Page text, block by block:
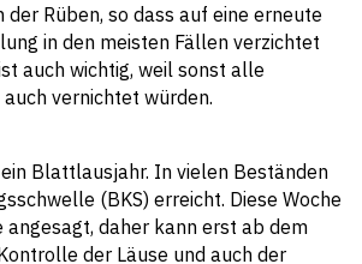
der Rüben, so dass auf eine erneute
in den meisten Fällen verzichtet
auch wichtig, weil sonst alle
vernichtet würden.
Blattlausjahr. In vielen Beständen
(BKS) erreicht. Diese Woche
angesagt, daher kann erst ab dem
der Läuse und auch der